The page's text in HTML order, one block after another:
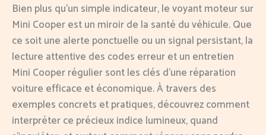
Bien plus qu’un simple indicateur, le voyant moteur sur
Mini Cooper est un miroir de la santé du véhicule. Que
ce soit une alerte ponctuelle ou un signal persistant, la
lecture attentive des codes erreur et un entretien
Mini Cooper régulier sont les clés d’une réparation
voiture efficace et économique. À travers des
exemples concrets et pratiques, découvrez comment
interpréter ce précieux indice lumineux, quand